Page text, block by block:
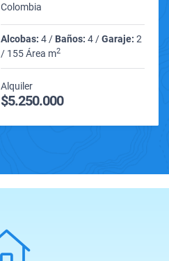
Colombia
Alcobas: 4 / Baños: 4 /Garaje: 2
/ 155 Área m2
Alquiler
$5.250.000